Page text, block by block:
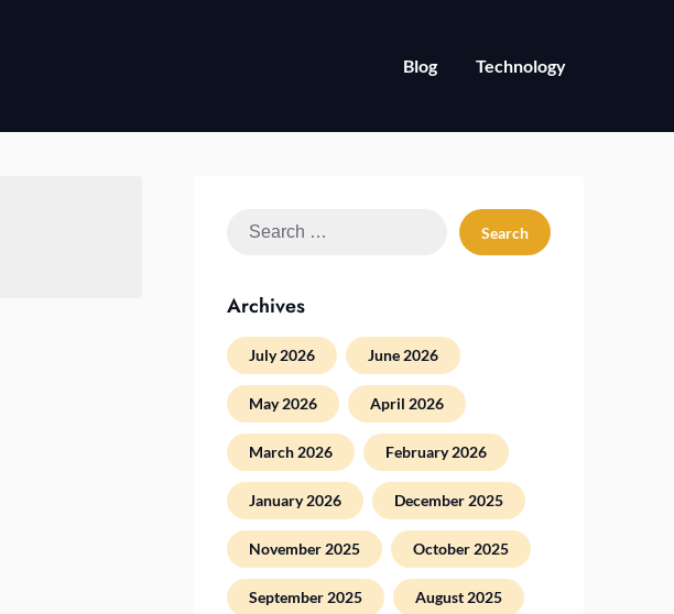
Blog Technology
Search
Archives
July 2026 June 2026
May 2026 April 2026
March 2026 February 2026
January 2026 December 2025
November 2025 October 2025
September 2025 August 2025